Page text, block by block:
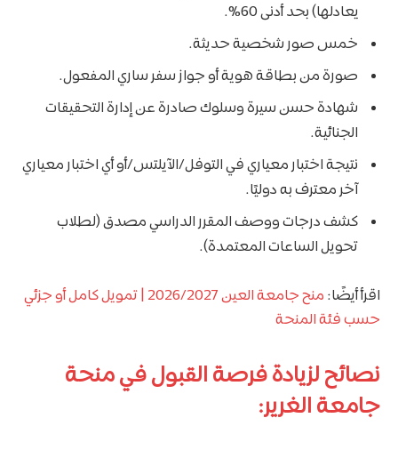
يعادلها) بحد أدنى 60%.
خمس صور شخصية حديثة.
صورة من بطاقة هوية أو جواز سفر ساري المفعول.
شهادة حسن سيرة وسلوك صادرة عن إدارة التحقيقات
الجنائية.
نتيجة اختبار معياري في التوفل/الآيلتس/أو أي اختبار معياري
آخر معترف به دوليًا.
كشف درجات ووصف المقرر الدراسي مصدق (لطلاب
تحويل الساعات المعتمدة).
اقرأ أيضًا:
منح جامعة العين 2026/2027 | تمويل كامل أو جزئي
حسب فئة المنحة
نصائح لزيادة فرصة القبول في منحة
جامعة الغرير: